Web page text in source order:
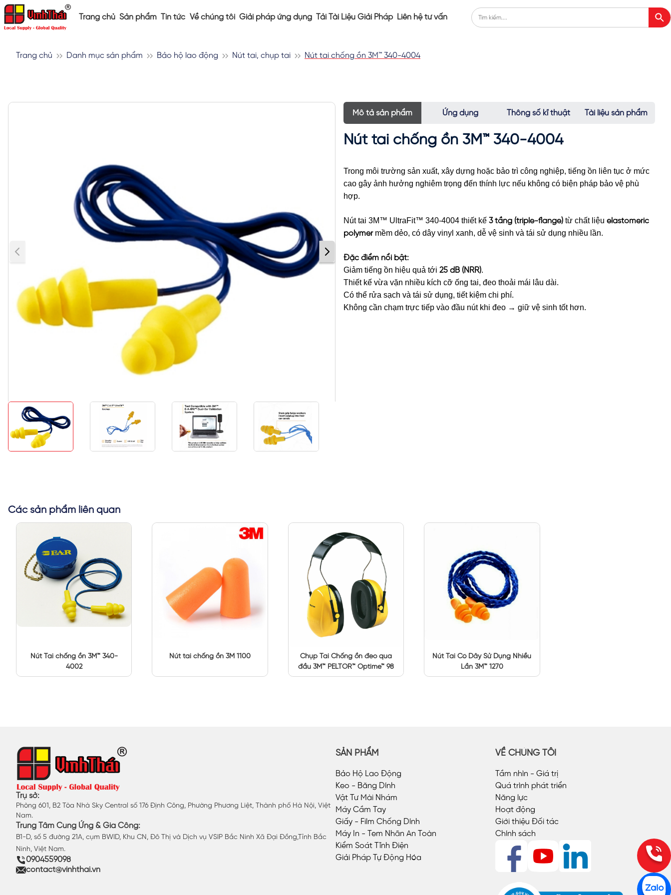
Trang chủ Sản phẩm Tin tức Về chúng tôi Giải pháp ứng dụng Tải Tài Liệu Giải Pháp Liên hệ tư vấn
Trang chủ Danh mục sản phẩm Bảo hộ lao động Nút tai, chụp tai Nút tai chống ồn 3M™ 340-4004
Mô tả sản phẩm Ứng dụng Thông số kĩ thuật Tài liệu sản phẩm
Nút tai chống ồn 3M™ 340-4004
Trong môi trường sản xuất, xây dựng hoặc bảo trì công nghiệp, tiếng ồn liên tục ở mức
cao gây ảnh hưởng nghiêm trọng đến thính lực nếu không có biện pháp bảo vệ phù
hợp.
Nút tai 3M™ UltraFit™ 340-4004 thiết kế 3 tầng (triple-flange) từ chất liệu elastomeric
polymermềm dẻo, có dây vinyl xanh, dễ vệ sinh và tái sử dụng nhiều lần.
Đặc điểm nổi bật:
Giảm tiếng ồn hiệu quả tới 25 dB (NRR).
Thiết kế vừa vặn nhiều kích cỡ ống tai, đeo thoải mái lâu dài.
Có thể rửa sạch và tái sử dụng, tiết kiệm chi phí.
Không cần chạm trực tiếp vào đầu nút khi đeo → giữ vệ sinh tốt hơn.
Các sản phẩm liên quan
Nút Tai chống ồn 3M™ 340-
4002
Nút tai chống ồn 3M 1100
Chụp Tai Chống ồn đeo qua
đầu 3M™ PELTOR™ Optime™ 98
H9A
Nút Tai Có Dây Sử Dụng Nhiều
Lần 3M™ 1270
Trụ sở:
Phòng 601, B2 Tòa Nhà Sky Central số 176 Định Công, Phường Phương Liệt, Thành phố Hà Nội, Việt
Nam.
Trung Tâm Cung Ứng & Gia Công:
B1-D, số 5 đường 21A, cụm BWID, Khu CN, Đô Thị và Dịch vụ VSIP Bắc Ninh Xã Đại Đồng,Tỉnh Bắc
Ninh, Việt Nam.
0904559098
contact@vinhthai.vn
SẢN PHẨM
Bảo Hộ Lao Động
Keo - Băng Dính
Vật Tư Mài Nhám
Máy Cầm Tay
Giấy - Film Chống Dính
Máy In - Tem Nhãn An Toàn
Kiểm Soát Tĩnh Điện
Giải Pháp Tự Động Hóa
VỀ CHÚNG TÔI
Tầm nhìn - Giá trị
Quá trình phát triển
Năng lực
Hoạt động
Giới thiệu Đối tác
Chính sách